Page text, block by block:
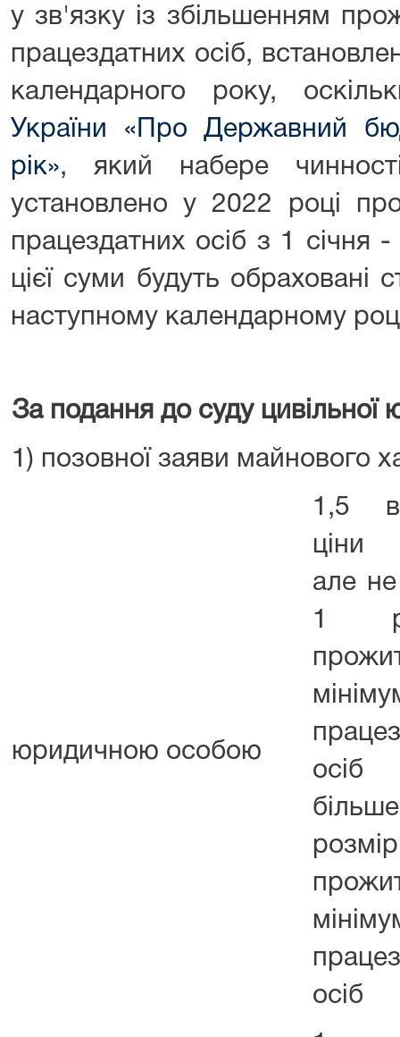
у зв'язку із збільшенням
працездатних осіб,
календарного року,
України «Про Державний
рік», який набере
установлено у 2022 році
працездатних осіб з 1 січня
цієї суми будуть обраховані
наступному календарному
За подання до суду цивільної
1) позовної заяви майнового
юридичною особою
1,5
ціни
але
1
осіб